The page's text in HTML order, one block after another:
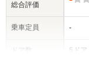
総合評価
乗車定員
ドア数
-
5ドア